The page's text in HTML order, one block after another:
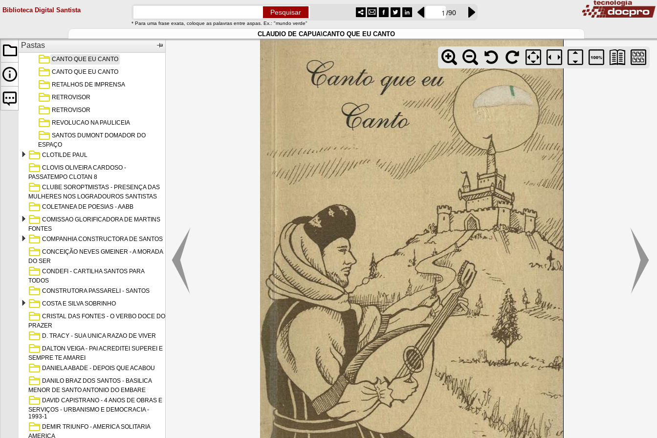
Biblioteca Digital Santista /90
* Para uma frase exata, coloque as palavras entre aspas. Ex.: "mundo verde"
CLAUDIO DE CAPUA\CANTO QUE EU CANTO
Pastas
CLAUDIA FONSECA
CLAUDIA VIRGINIA DUARTE FONSECA -
CLAUDIO DE CAPUA
CANTO QUE EU CANTO
CANTO QUE EU CANTO
RETALHOS DE IMPRENSA
RETROVISOR
RETROVISOR
REVOLUCAO NA PAULICEIA
SANTOS DUMONT DOMADOR DO
ESPAÇO
CLOTILDE PAUL
CLOVIS OLIVEIRA CARDOSO -
PASSATEMPO CLOTAN 8
CLUBE SOROPTMISTAS - PRESENÇA DAS
MULHERES NOS LOGRADOUROS SANTISTAS
COLETANEA DE POESIAS - AABB
COMISSAO GLORIFICADORA DE MARTINS
FONTES
COMPANHIA CONSTRUCTORA DE SANTOS
CONCEIÇÃO NEVES GMEINER - A MORADA
DO SER
CONDEFI - CARTILHA SANTOS PARA
TODOS
CONSTRUTORA PASSARELI - SANTOS
COSTA E SILVA SOBRINHO
CRISTAL DAS FONTES - O VERBO DOCE DO
PRAZER
D. TRACY - SUA UNICA RAZAO DE VIVER
DALTON VEIGA - PAI ACREDITEI SUPEREI E
SEMPRE TE AMAREI
DANIELA ABADE - DEPOIS QUE ACABOU
DANILO BRAZ DOS SANTOS - BASILICA
MENOR DE SANTO ANTONIO DO EMBARE
DAVID CAPISTRANO - 4 ANOS DE OBRAS E
SERVIÇOS - URBANISMO E DEMOCRACIA -
1993-1
DEMIR TRIUNFO - AMERICA SOLITARIA
AMERICA